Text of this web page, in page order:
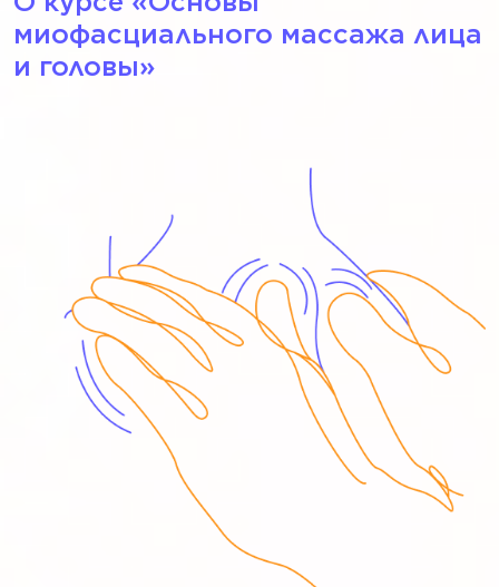
миофасциального массажа лица
и головы»‎